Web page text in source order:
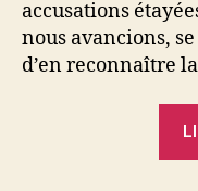
accusations
nous avancions,
d’en reconnaître